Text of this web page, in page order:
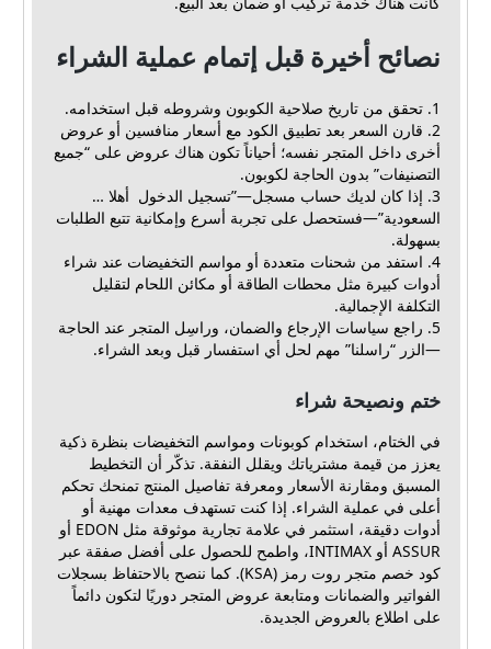
نصائح أخيرة قبل إتمام عملية الشراء
1. تحقق من تاريخ صلاحية الكوبون وشروطه قبل استخدامه.
2. قارن السعر بعد تطبيق الكود مع أسعار منافسين أو عروض
أخرى داخل المتجر نفسه؛ أحياناً تكون هناك عروض على “جميع
التصنيفات” بدون الحاجة لكوبون.
3. إذا كان لديك حساب مسجل—”تسجيل الدخول أهلا …
السعودية”—فستحصل على تجربة أسرع وإمكانية تتبع الطلبات
بسهولة.
4. استفد من شحنات متعددة أو مواسم التخفيضات عند شراء
أدوات كبيرة مثل محطات الطاقة أو مكائن اللحام لتقليل
التكلفة الإجمالية.
5. راجع سياسات الإرجاع والضمان، وراسِل المتجر عند الحاجة
—الزر “راسلنا” مهم لحل أي استفسار قبل وبعد الشراء.
ختم ونصيحة شراء
في الختام، استخدام كوبونات ومواسم التخفيضات بنظرة ذكية
يعزز من قيمة مشترياتك ويقلل النفقة. تذكّر أن التخطيط
المسبق ومقارنة الأسعار ومعرفة تفاصيل المنتج تمنحك تحكم
أعلى في عملية الشراء. إذا كنت تستهدف معدات مهنية أو
أدوات دقيقة، استثمر في علامة تجارية موثوقة مثل EDON أو
ASSUR أو INTIMAX، واطمح للحصول على أفضل صفقة عبر
كود خصم متجر روت رمز (KSA). كما ننصح بالاحتفاظ بسجلات
الفواتير والضمانات ومتابعة عروض المتجر دوريًا لتكون دائماً
على اطلاع بالعروض الجديدة.